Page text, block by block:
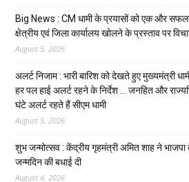
Big News : CM धामी के प्रयासों को एक और
क्षेत्रीय एवं जिला कार्यालय खोलने के प्रस्ताव पर
August 5, 2026
अलर्ट निजाम : भारी बारिश को देखते हुए मुख्यमंत्री
हर पल हाई अलर्ट रहने के निर्देश … जनहित और
घंटे अलर्ट रहते हैं सीएम धामी
August 5, 2026
शुभ जन्मोत्सव : केंद्रीय गृहमंत्री अमित शाह ने
जन्मदिन की बधाई दी
August 4, 2026